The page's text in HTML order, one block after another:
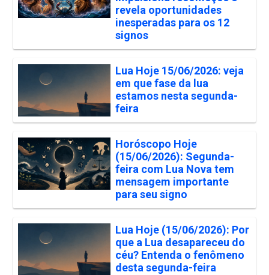
revela oportunidades
inesperadas para os 12
signos
Lua Hoje 15/06/2026: veja
em que fase da lua
estamos nesta segunda-
feira
Horóscopo Hoje
(15/06/2026): Segunda-
feira com Lua Nova tem
mensagem importante
para seu signo
Lua Hoje (15/06/2026): Por
que a Lua desapareceu do
céu? Entenda o fenômeno
desta segunda-feira